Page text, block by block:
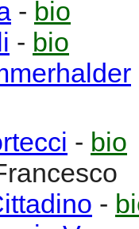
- bio
- bio
- bio
-